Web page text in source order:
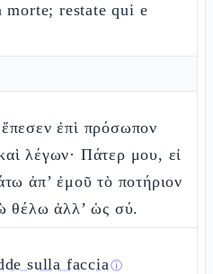
restate qui e
ἐπὶ πρόσωπον
λέγων· Πάτερ μου, εἰ
ἀπ’ ἐμοῦ τὸ ποτήριον
θέλω ἀλλ’ ὡς σύ.
sulla facciaⓘ